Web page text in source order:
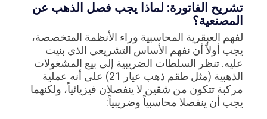
تشريح الفاتورة: لماذا يجب فصل الذهب عن
المصنعية؟
لفهم العبقرية المحاسبية وراء الأنظمة المتخصصة،
يجب أولاً أن نفهم الأساس التشريعي الذي بنيت
عليه. تنظر السلطات الضريبية إلى بيع المشغولات
الذهبية (مثل طقم ذهب عيار 21) على أنه عملية
مركبة تتكون من شقين لا ينفصلان فيزيائياً، ولكنهما
يجب أن ينفصلا محاسبياً وضريبياً: